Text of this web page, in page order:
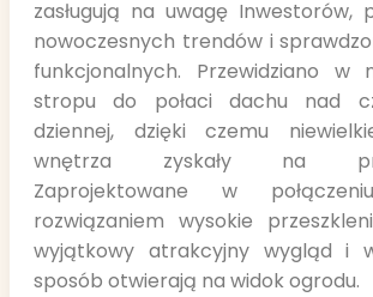
zasługują na uwagę Inwestorów,
nowoczesnych trendów i
funkcjonalnych. Przewidziano w
stropu do połaci dachu nad
dziennej, dzięki czemu
wnętrza zyskały na
Zaprojektowane w
rozwiązaniem wysokie
wyjątkowy atrakcyjny wygląd i
sposób otwierają na widok ogrodu.